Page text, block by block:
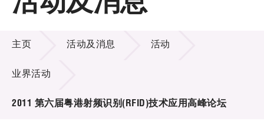
关于LSCM
技术商品化
项目及资助计划
活动及消息
主页 活动及消息 活动
业界活动
2011 第六届粤港射频识别(RFID)技术应用高峰论坛